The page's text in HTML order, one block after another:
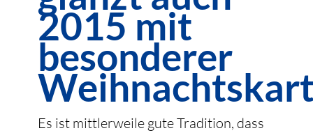
besonderer
Weihnachtskarte
2015 mit
besonderer
Es ist mittlerweile gute Tradition, dass